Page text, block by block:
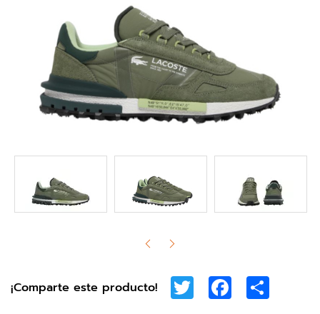
¡Comparte este producto! Twitter Facebook